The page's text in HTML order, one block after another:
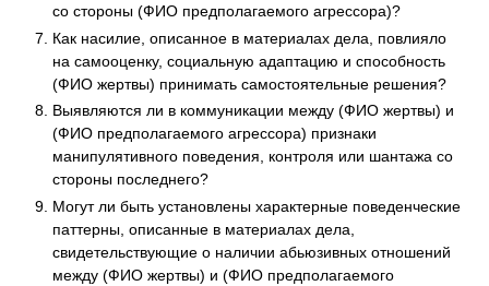
со стороны (ФИО предполагаемого агрессора)?
Как насилие, описанное в материалах дела, повлияло
на самооценку, социальную адаптацию и способность
(ФИО жертвы) принимать самостоятельные решения?
Выявляются ли в коммуникации между (ФИО жертвы) и
(ФИО предполагаемого агрессора) признаки
манипулятивного поведения, контроля или шантажа со
стороны последнего?
Могут ли быть установлены характерные поведенческие
паттерны, описанные в материалах дела,
свидетельствующие о наличии абьюзивных отношений
между (ФИО жертвы) и (ФИО предполагаемого